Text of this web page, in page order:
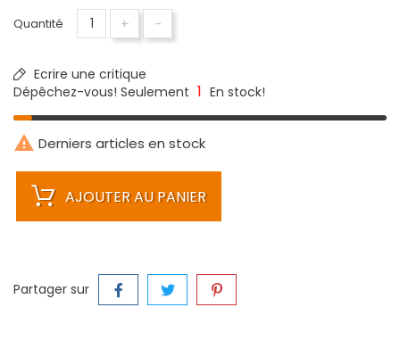
Quantité + -
Ecrire une critique
Dépêchez-vous! Seulement 1 En stock!
 Derniers articles en stock
AJOUTER AU PANIER
Partager sur